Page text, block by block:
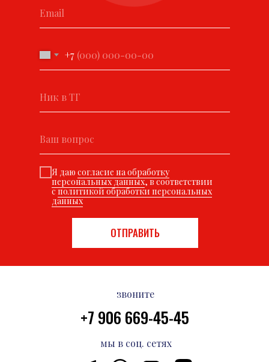
+7
Я даю согласие на обработку
персональных данных, в соответствии
сполитикой обработки персональных
данных
ОТПРАВИТЬ
звоните
+7 906 669-45-45
мы в соц. сетях